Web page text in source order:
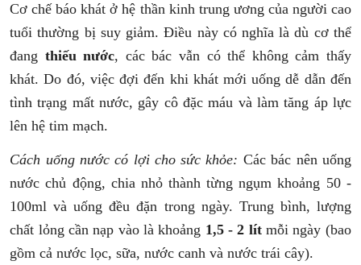
Cơ chế báo khát ở hệ thần kinh trung ương của người cao
tuổi thường bị suy giảm. Điều này có nghĩa là dù cơ thể
đang thiếu nước, các bác vẫn có thể không cảm thấy
khát. Do đó, việc đợi đến khi khát mới uống dễ dẫn đến
tình trạng mất nước, gây cô đặc máu và làm tăng áp lực
lên hệ tim mạch.
Cách uống nước có lợi cho sức khỏe: Các bác nên uống
nước chủ động, chia nhỏ thành từng ngụm khoảng 50 -
100ml và uống đều đặn trong ngày. Trung bình, lượng
chất lỏng cần nạp vào là khoảng 1,5 - 2 lít mỗi ngày (bao
gồm cả nước lọc, sữa, nước canh và nước trái cây).